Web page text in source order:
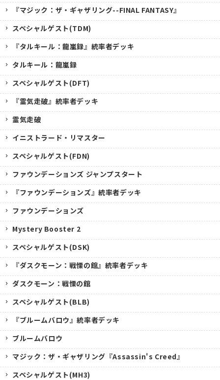
『マジック：ザ・ギャザリング--FINAL FANTASY』
スペシャルゲスト(TDM)
『タルキール：龍嵐録』統率者デッキ
タルキール：龍嵐録
スペシャルゲスト(DFT)
『霊気走破』統率者デッキ
霊気走破
イニストラード・リマスター
スペシャルゲスト(FDN)
ファウンデーションズ ジャンプスタート
『ファウンデーションズ』統率者デッキ
ファウンデーションズ
Mystery Booster 2
スペシャルゲスト(DSK)
『ダスクモーン：戦慄の館』統率者デッキ
ダスクモーン：戦慄の館
スペシャルゲスト(BLB)
『ブルームバロウ』統率者デッキ
ブルームバロウ
マジック：ザ・ギャザリング『Assassin's Creed』
スペシャルゲスト(MH3)